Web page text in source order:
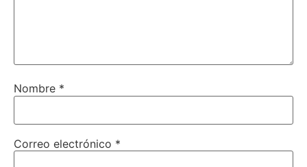
Nombre *
Correo electrónico *